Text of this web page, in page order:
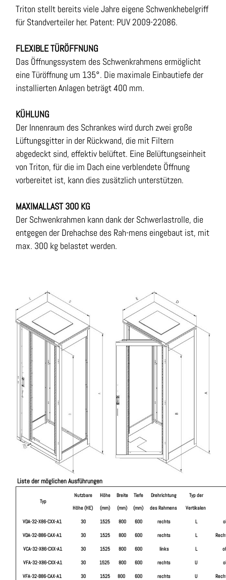
Triton stellt bereits viele Jahre eigene Schwenkhebelgriff
für Standverteiler her. Patent: PUV 2009-22086.
FLEXIBLE TÜRÖFFNUNG
Das Öffnungssystem des Schwenkrahmens ermöglicht
eine Türöffnung um 135°. Die maximale Einbautiefe der
installierten Anlagen beträgt 400 mm.
KÜHLUNG
Der Innenraum des Schrankes wird durch zwei große
Lüftungsgitter in der Rückwand, die mit Filtern
abgedeckt sind, effektiv belüftet. Eine Belüftungseinheit
von Triton, für die im Dach eine verblendete Öffnung
vorbereitet ist, kann dies zusätzlich unterstützen.
MAXIMALLAST 300 KG
Der Schwenkrahmen kann dank der Schwerlastrolle, die
entgegen der Drehachse des Rah-mens eingebaut ist, mit
max. 300 kg belastet werden.
Liste der möglichen Ausführungen
Typ
Nutzbare
Höhe (HE)
Höhe
(mm)
Breite
(mm)
Tiefe
(mm)
Drehrichtung
des Rahmens
Typ der
Vertikalen
VDA-32-X86-CXX-A1 30 1525 800 600 rechts L
VDA-32-B86-CAX-A1 30 1525 800 600 rechts L
VCA-32-X86-CXX-A1 30 1525 800 600 links L
VFA-32-X86-CXX-A1 30 1525 800 600 rechts U
VFA-32-B86-CAX-A1 30 1525 800 600 rechts U